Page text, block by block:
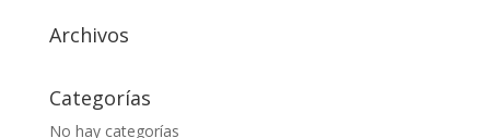
Archivos
Categorías
No hay categorías